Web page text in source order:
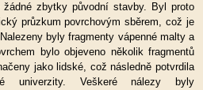
žádné zbytky původní stavby. Byl proto
průzkum povrchovým sběrem, což je
byly fragmenty vápenné malty a
bylo objeveno několik fragmentů
jako lidské, což následně potvrdila
univerzity. Veškeré nálezy byly